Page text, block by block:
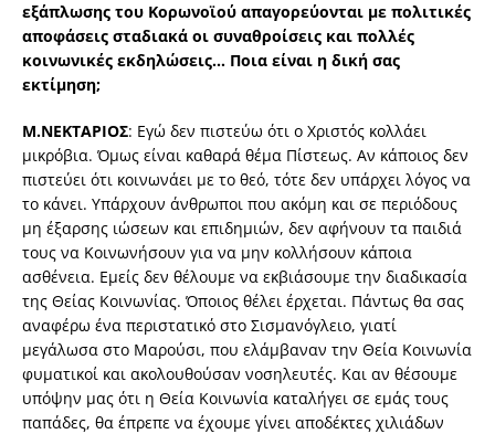
εξάπλωσης του Κορωνοϊού απαγορεύονται με πολιτικές
αποφάσεις σταδιακά οι συναθροίσεις και πολλές
κοινωνικές εκδηλώσεις… Ποια είναι η δική σας
εκτίμηση;
Μ.ΝΕΚΤΑΡΙΟΣ: Εγώ δεν πιστεύω ότι ο Χριστός κολλάει
μικρόβια. Όμως είναι καθαρά θέμα Πίστεως. Αν κάποιος δεν
πιστεύει ότι κοινωνάει με το θεό, τότε δεν υπάρχει λόγος να
το κάνει. Υπάρχουν άνθρωποι που ακόμη και σε περιόδους
μη έξαρσης ιώσεων και επιδημιών, δεν αφήνουν τα παιδιά
τους να Κοινωνήσουν για να μην κολλήσουν κάποια
ασθένεια. Εμείς δεν θέλουμε να εκβιάσουμε την διαδικασία
της Θείας Κοινωνίας. Όποιος θέλει έρχεται. Πάντως θα σας
αναφέρω ένα περιστατικό στο Σισμανόγλειο, γιατί
μεγάλωσα στο Μαρούσι, που ελάμβαναν την Θεία Κοινωνία
φυματικοί και ακολουθούσαν νοσηλευτές. Και αν θέσουμε
υπόψην μας ότι η Θεία Κοινωνία καταλήγει σε εμάς τους
παπάδες, θα έπρεπε να έχουμε γίνει αποδέκτες χιλιάδων